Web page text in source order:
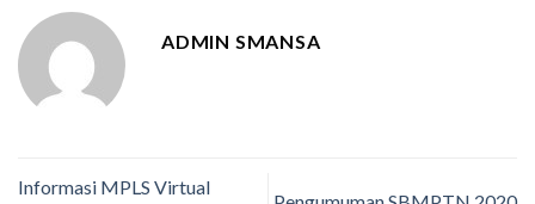
ADMIN SMANSA
Informasi MPLS Virtual